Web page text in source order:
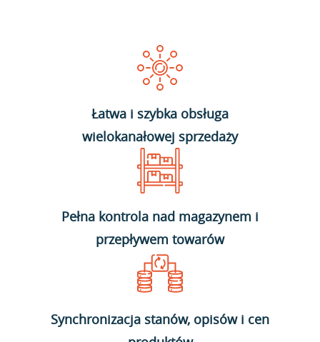
Łatwa i szybka obsługa
wielokanałowej sprzedaży
Pełna kontrola nad magazynem i
przepływem towarów
Synchronizacja stanów, opisów i cen